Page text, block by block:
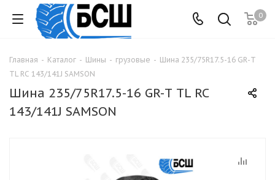
0
Главная - Каталог - Шины - грузовые - Шина 235/75R17.5-16 GR-Т
TL RC 143/141J SAMSON
Шина 235/75R17.5-16 GR-Т TL RC
143/141J SAMSON